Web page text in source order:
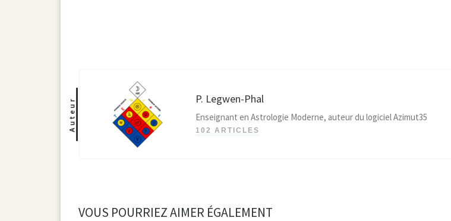
Auteur P. Legwen-Phal
Enseignant en Astrologie Moderne, auteur du logiciel Azimut35
102 ARTICLES
VOUS POURRIEZ AIMER ÉGALEMENT